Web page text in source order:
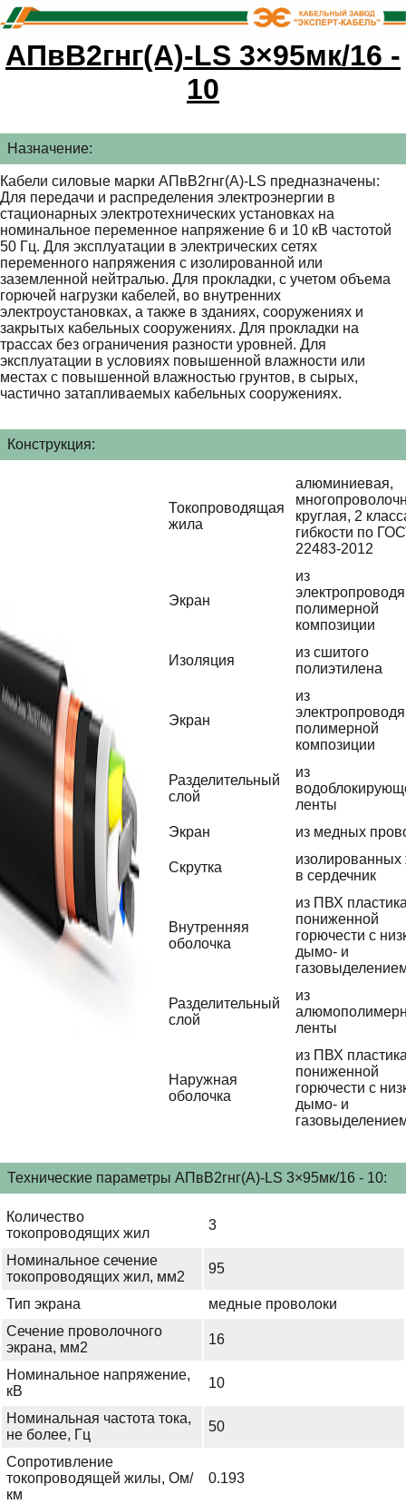
АПвВ2гнг(А)-LS 3×95мк/16 -
10
Назначение:
Кабели силовые марки АПвВ2гнг(А)-LS предназначены:
Для передачи и распределения электроэнергии в
стационарных электротехнических установках на
номинальное переменное напряжение 6 и 10 кВ частотой
50 Гц. Для эксплуатации в электрических сетях
переменного напряжения с изолированной или
заземленной нейтралью. Для прокладки, с учетом объема
горючей нагрузки кабелей, во внутренних
электроустановках, а также в зданиях, сооружениях и
закрытых кабельных сооружениях. Для прокладки на
трассах без ограничения разности уровней. Для
эксплуатации в условиях повышенной влажности или
местах с повышенной влажностью грунтов, в сырых,
частично затапливаемых кабельных сооружениях.
Конструкция:
Токопроводящая
жила
алюминиевая,
круглая, 2
гибкости по
22483-2012
Экран
из
полимерной
композиции
Изоляция
из сшитого
полиэтилена
Экран
из
полимерной
композиции
Разделительный
слой
из
ленты
Экран
из медных
Скрутка
изолированных
в сердечник
Внутренняя
оболочка
из ПВХ
пониженной
горючести с
дымо- и
Разделительный
слой
из
ленты
Наружная
оболочка
из ПВХ
пониженной
горючести с
дымо- и
Технические параметры АПвВ2гнг(А)-LS 3×95мк/16 - 10:
Количество
токопроводящих жил
3
Номинальное сечение
токопроводящих жил, мм2
95
Тип экрана
медные проволоки
Сечение проволочного
экрана, мм2
16
Номинальное напряжение,
кВ
10
Номинальная частота тока,
не более, Гц
50
Сопротивление
токопроводящей жилы, Ом/
км
0.193